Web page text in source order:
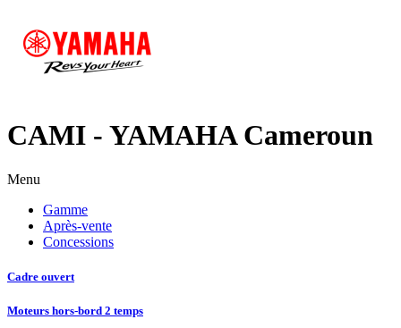
CAMI - YAMAHA Cameroun
Menu
Gamme
Après-vente
Concessions
Cadre ouvert
Moteurs hors-bord 2 temps